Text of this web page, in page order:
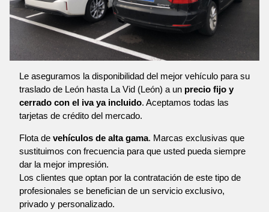
Le aseguramos la disponibilidad del mejor vehículo para su
traslado de León hasta La Vid (León) a un precio fijo y
cerrado con el iva ya incluido. Aceptamos todas las
tarjetas de crédito del mercado.
Flota de vehículos de alta gama. Marcas exclusivas que
sustituimos con frecuencia para que usted pueda siempre
dar la mejor impresión.
Los clientes que optan por la contratación de este tipo de
profesionales se benefician de un servicio exclusivo,
privado y personalizado.